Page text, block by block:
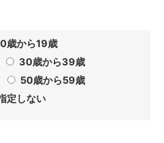
歳から19歳
30歳から39歳
50歳から59歳
定しない